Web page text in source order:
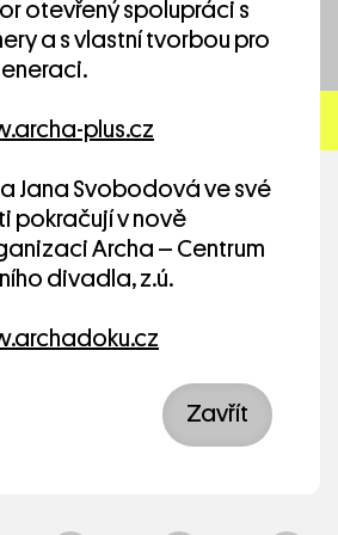
otevřený spolupráci s
a s vlastní tvorbou pro
plus.cz
Jana Svobodová ve své
pokračují v nově
Archa – Centrum
divadla, z.ú.
Zavřít
bude uveden na
v Budapešti a dále na
České republice.
projektu
(Francie)
(Maďarsko)